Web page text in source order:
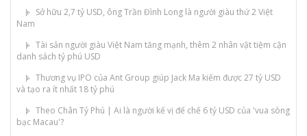
Sở hữu 2,7 tỷ USD, ông Trần Đình Long là người giàu thứ 2 Việt
Nam
Tài sản người giàu Việt Nam tăng mạnh, thêm 2 nhân vật tiệm cận
danh sách tỷ phú USD
Thương vụ IPO của Ant Group giúp Jack Ma kiếm được 27 tỷ USD
và tạo ra ít nhất 18 tỷ phú
Theo Chân Tỷ Phú | Ai là người kế vị đế chế 6 tỷ USD của 'vua sòng
bạc Macau'?